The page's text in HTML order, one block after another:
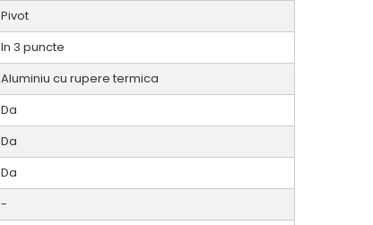
Pivot
In 3 puncte
Aluminiu cu rupere termica
Da
Da
Da
-